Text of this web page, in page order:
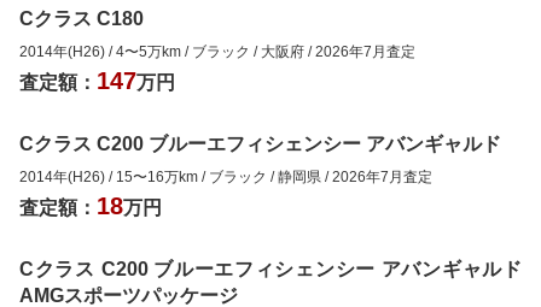
Cクラス C180
2014年(H26) /4〜5万km / ブラック / 大阪府 /2026年7月査定
査定額： 147万円
Cクラス C200 ブルーエフィシェンシー アバンギャルド
2014年(H26) / 15〜16万km / ブラック /静岡県 /2026年7月査定
査定額： 18万円
Cクラス C200 ブルーエフィシェンシー アバンギャルド
AMGスポーツパッケージ